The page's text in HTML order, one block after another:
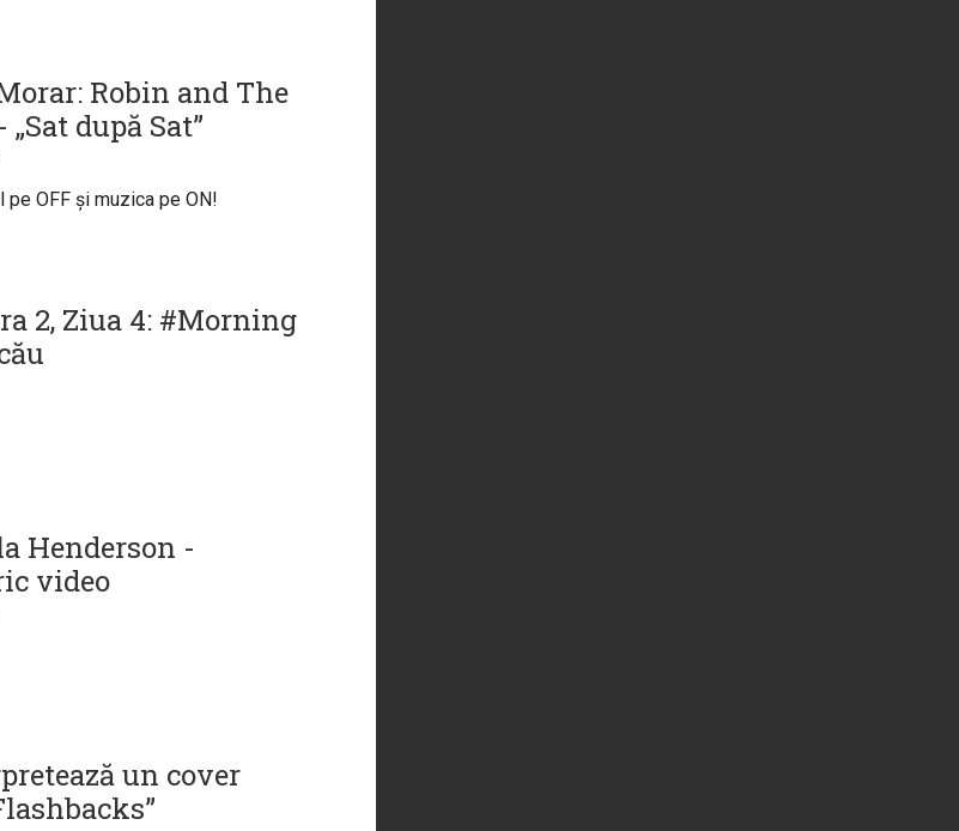
Robin and The
după Sat”
OFF și muzica pe ON!
2, Ziua 4: #Morning
Henderson -
video
un cover